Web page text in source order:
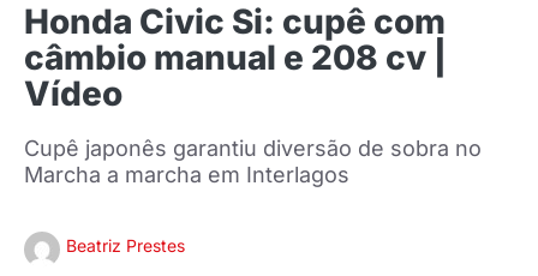
Honda Civic Si: cupê com
câmbio manual e 208 cv |
Vídeo
Cupê japonês garantiu diversão de sobra no
Marcha a marcha em Interlagos
Beatriz Prestes